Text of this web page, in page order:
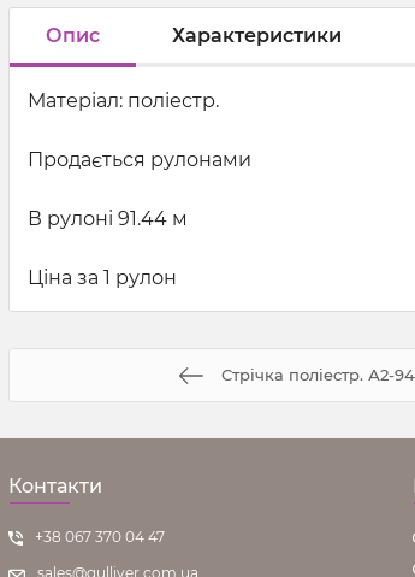
Опис Характеристики
Матеріал: поліестр.
Продається рулонами
В рулоні 91.44 м
Ціна за 1 рулон
Стрічка поліестр. А2-
Контакти
+38 067 370 04 47
sales@gulliver.com.ua